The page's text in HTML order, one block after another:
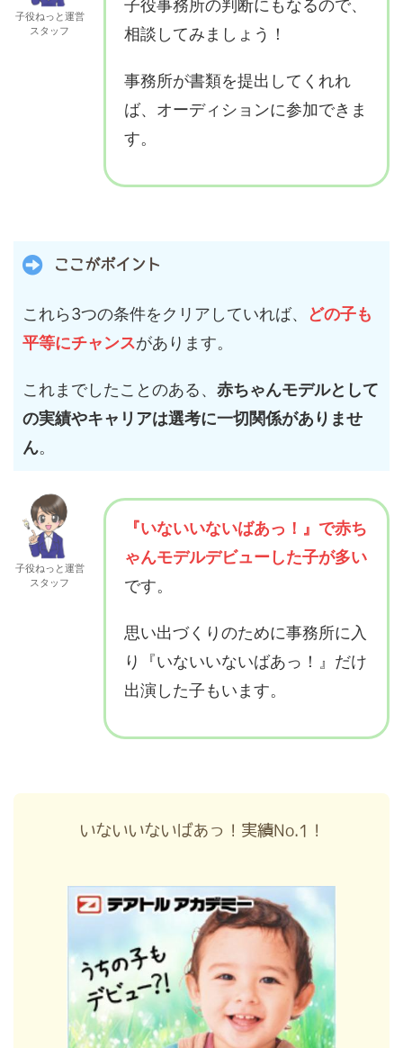
子役ねっと運営
スタッフ
子役事務所の判断にもなるので、
相談してみましょう！
事務所が書類を提出してくれれ
ば、オーディションに参加できま
す。
ここがポイント
これら3つの条件をクリアしていれば、
どの子も
平等にチャンスがあります。
これまでしたことのある、 赤ちゃんモデルとして
の実績やキャリアは選考に一切関係がありませ
ん。
子役ねっと運営
スタッフ
『いないいないばあっ！』で赤ち
ゃんモデルデビューした子が多い
です。
思い出づくりのために事務所に入
り『いないいないばあっ！』だけ
出演した子もいます。
いないいないばあっ！実績No.1！